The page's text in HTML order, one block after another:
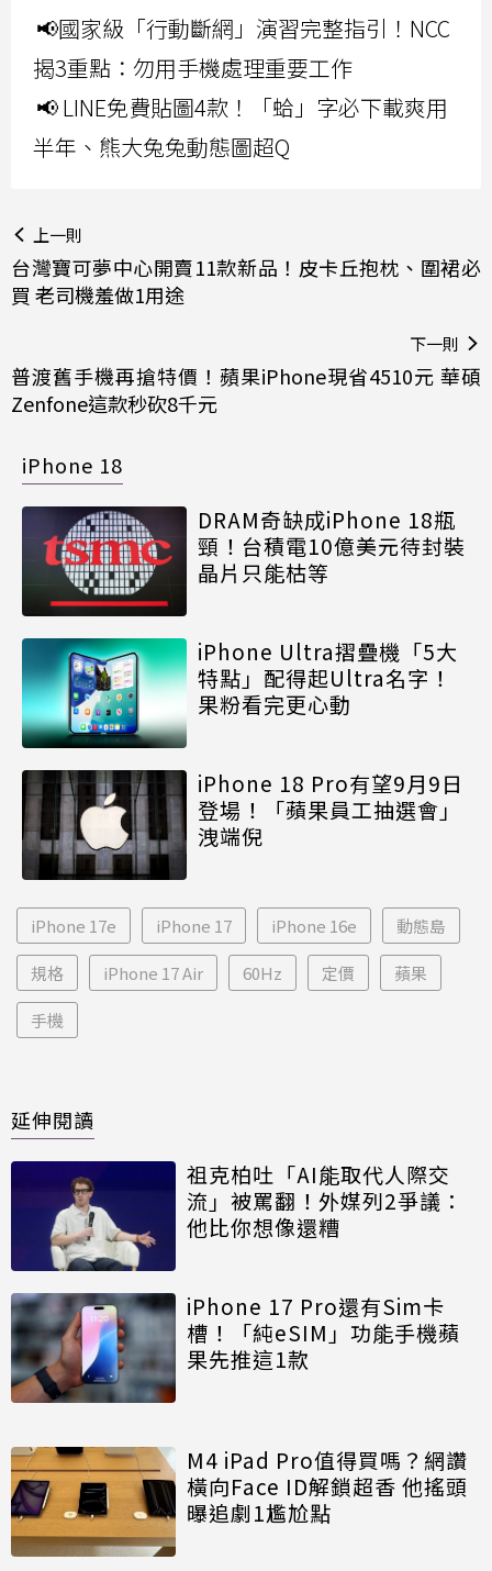
📢國家級「行動斷網」演習完整指引！NCC
揭3重點：勿用手機處理重要工作
📢 LINE免費貼圖4款！「蛤」字必下載爽用
半年、熊大兔兔動態圖超Q
上一則
台灣寶可夢中心開賣11款新品！皮卡丘抱枕、圍裙必
買 老司機羞做1用途
下一則
普渡舊手機再搶特價！蘋果iPhone現省4510元 華碩
Zenfone這款秒砍8千元
iPhone 18
DRAM奇缺成iPhone 18瓶
頸！台積電10億美元待封裝
晶片只能枯等
iPhone Ultra摺疊機「5大
特點」配得起Ultra名字！
果粉看完更心動
iPhone 18 Pro有望9月9日
登場！「蘋果員工抽選會」
洩端倪
iPhone 17e iPhone 17 iPhone 16e 動態島
規格 iPhone 17 Air 60Hz 定價 蘋果
手機
延伸閱讀
祖克柏吐「AI能取代人際交
流」被罵翻！外媒列2爭議：
他比你想像還糟
iPhone 17 Pro還有Sim卡
槽！「純eSIM」功能手機蘋
果先推這1款
M4 iPad Pro值得買嗎？網讚
橫向Face ID解鎖超香 他搖頭
曝追劇1尷尬點